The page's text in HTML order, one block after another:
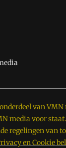
van VMN
media voor
regelingen van
en Cookie